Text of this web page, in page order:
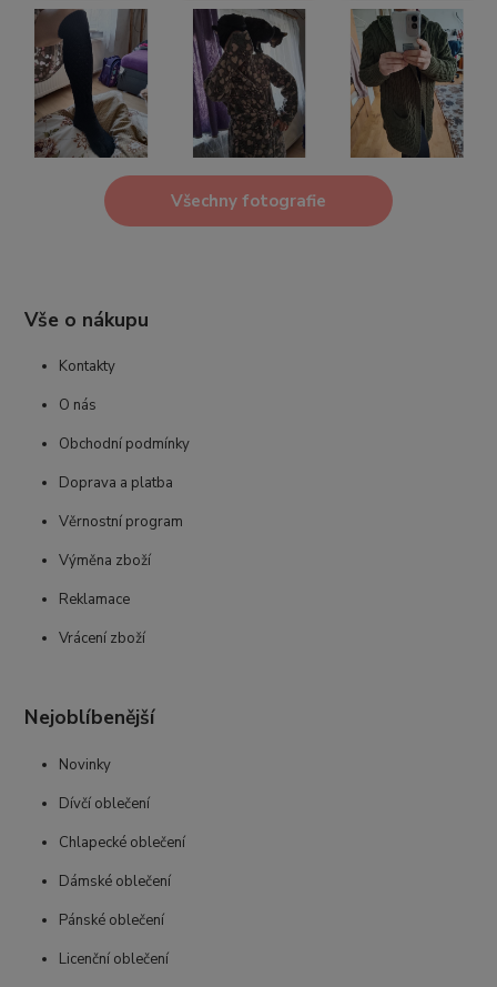
Všechny fotografie
Vše o nákupu
Kontakty
O nás
Obchodní podmínky
Doprava a platba
Věrnostní program
Výměna zboží
Reklamace
Vrácení zboží
Nejoblíbenější
Novinky
Dívčí oblečení
Chlapecké oblečení
Dámské oblečení
Pánské oblečení
Licenční oblečení